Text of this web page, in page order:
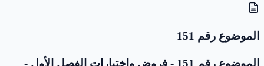
الموضوع رقم 151
الموضوع رقم 151 - فروض واختبارات الفصل الأول -